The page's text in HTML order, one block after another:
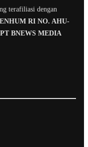
terafiliasi dengan
RI NO. AHU-
PT BNEWS MEDIA